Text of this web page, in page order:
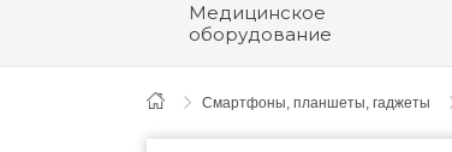
Медицинское
оборудование
Смартфоны, планшеты, гаджеты